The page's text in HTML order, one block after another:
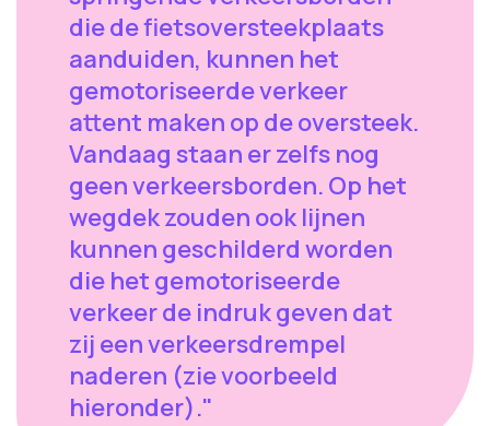
die de fietsoversteekplaats
aanduiden, kunnen het
gemotoriseerde verkeer
attent maken op de oversteek.
Vandaag staan er zelfs nog
geen verkeersborden. Op het
wegdek zouden ook lijnen
kunnen geschilderd worden
die het gemotoriseerde
verkeer de indruk geven dat
zij een verkeersdrempel
naderen (zie voorbeeld
hieronder)."